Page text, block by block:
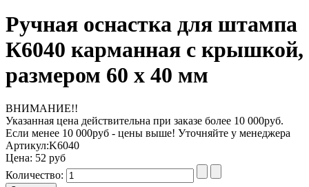
Ручная оснастка для штампа
К6040 карманная с крышкой,
размером 60 х 40 мм
ВНИМАНИЕ!!
Указанная цена действительна при заказе более 10 000руб.
Если менее 10 000руб - цены выше! Уточняйте у менеджера
Артикул:K6040
Цена: 52 руб
Количество: